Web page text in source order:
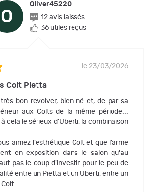
O
Oliver45220
12 avis laissés
36 utiles reçus
le 23/03/2026
Colt Pietta
bon revolver, bien né et, de par sa
aux Colts de la même période...
cela le sérieux d'Uberti, la combinaison
aimez l'esthétique Colt et que l'arme
en exposition dans le salon qu'au
pas le coup d'investir pour le peu de
entre un Pietta et un Uberti, entre un
Colt.